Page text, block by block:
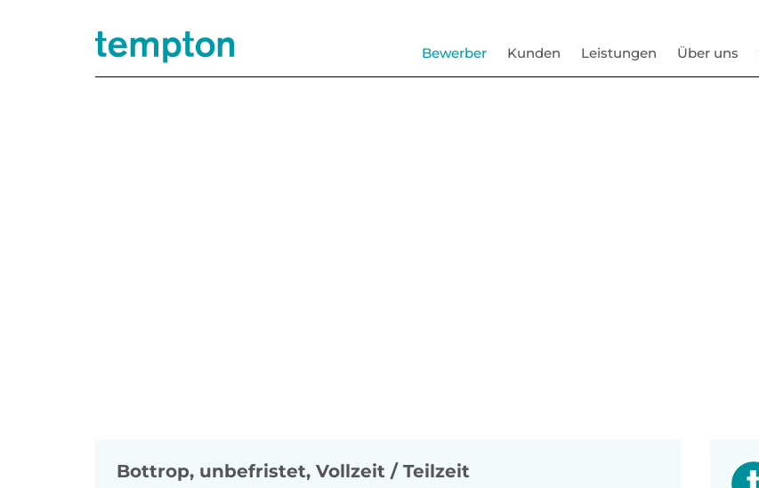
Bewerber Kunden Leistungen Über uns
Bottrop, unbefristet, Vollzeit / Teilzeit